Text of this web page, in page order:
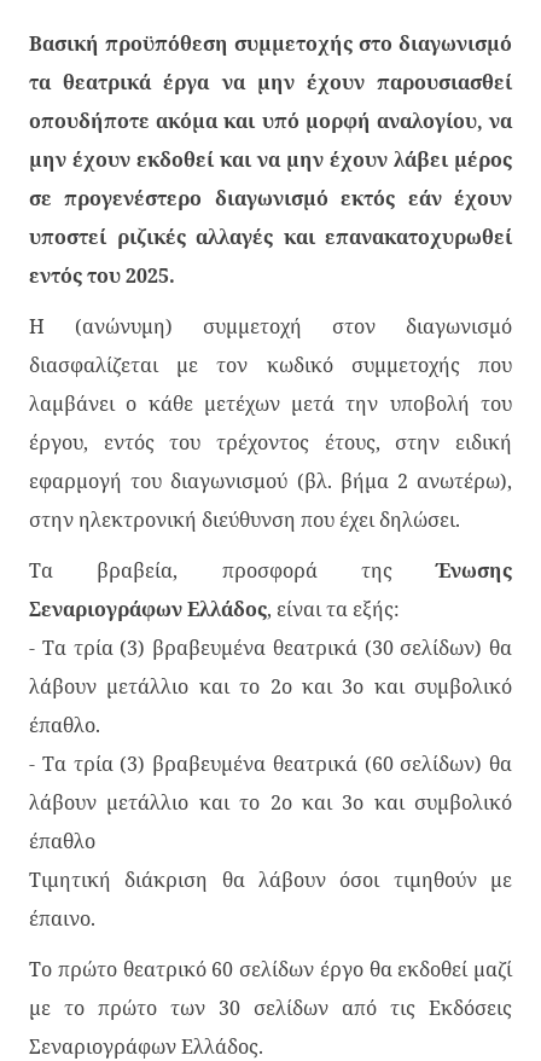
Βασική προϋπόθεση συμμετοχής στο διαγωνισμό
τα θεατρικά έργα να μην έχουν παρουσιασθεί
οπουδήποτε ακόμα και υπό μορφή αναλογίου, να
μην έχουν εκδοθεί και να μην έχουν λάβει μέρος
σε προγενέστερο διαγωνισμό εκτός εάν έχουν
υποστεί ριζικές αλλαγές και επανακατοχυρωθεί
εντός του 2025.
Η (ανώνυμη) συμμετοχή στον διαγωνισμό
διασφαλίζεται με τον κωδικό συμμετοχής που
λαμβάνει ο κάθε μετέχων μετά την υποβολή του
έργου, εντός του τρέχοντος έτους, στην ειδική
εφαρμογή του διαγωνισμού (βλ. βήμα 2 ανωτέρω),
στην ηλεκτρονική διεύθυνση που έχει δηλώσει.
Τα βραβεία, προσφορά τηςΈνωσης
Σεναριογράφων Ελλάδος, είναι τα εξής:
- Τα τρία (3) βραβευμένα θεατρικά (30 σελίδων) θα
λάβουν μετάλλιο και το 2ο και 3ο και συμβολικό
έπαθλο.
- Τα τρία (3) βραβευμένα θεατρικά (60 σελίδων) θα
λάβουν μετάλλιο και το 2ο και 3ο και συμβολικό
έπαθλο
Τιμητική διάκριση θα λάβουν όσοι τιμηθούν με
έπαινο.
Το πρώτο θεατρικό 60 σελίδων έργο θα εκδοθεί μαζί
με το πρώτο των 30 σελίδων από τις Εκδόσεις
Σεναριογράφων Ελλάδος.